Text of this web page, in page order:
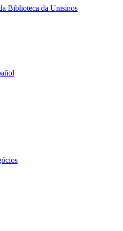
Biblioteca da Unisinos